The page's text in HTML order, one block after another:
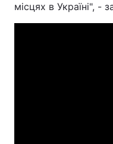
місцях в Україні", -